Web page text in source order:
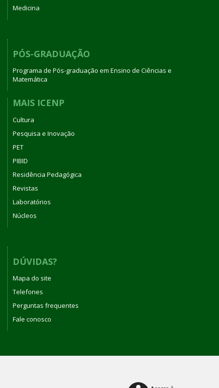
Medicina
PÓS-GRADUAÇÃO
Programa de Pós-graduação em Ensino de Ciências e
Matemática
MAIS ICENP
Cultura
Pesquisa e Inovação
PET
PIBID
Residência Pedagógica
Revistas
Laboratórios
Núcleos
DÚVIDAS?
Mapa do site
Telefones
Perguntas frequentes
Fale conosco